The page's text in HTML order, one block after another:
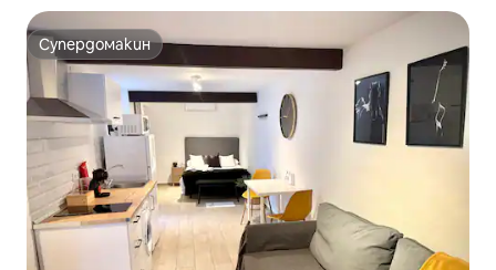
Супердомакин
Супердомакин